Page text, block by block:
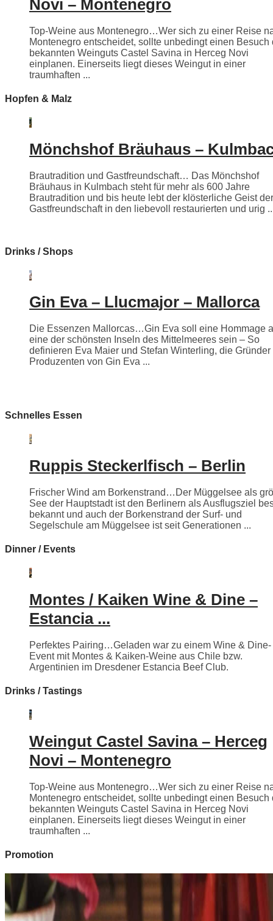
Novi – Montenegro
Top-Weine aus Montenegro…Wer sich zu einer Reise
Montenegro entscheidet, sollte unbedingt einen Besuch
bekannten Weinguts Castel Savina in Herceg Novi
einplanen. Einerseits liegt dieses Weingut in einer
traumhaften ...
Hopfen & Malz
Mönchshof Bräuhaus –
Brautradition und Gastfreundschaft… Das Mönchshof
Bräuhaus in Kulmbach steht für mehr als 600 Jahre
Brautradition und bis heute lebt der klösterliche Geist der
Gastfreundschaft in den liebevoll restaurierten und urig
Drinks / Shops
Gin Eva – Llucmajor – Mallorca
Die Essenzen Mallorcas…Gin Eva soll eine Hommage
eine der schönsten Inseln des Mittelmeeres sein – So
definieren Eva Maier und Stefan Winterling, die Gründer
Produzenten von Gin Eva ...
Schnelles Essen
Ruppis Steckerlfisch – Berlin
Frischer Wind am Borkenstrand…Der Müggelsee als
See der Hauptstadt ist den Berlinern als Ausflugsziel
bekannt und auch der Borkenstrand der Surf- und
Segelschule am Müggelsee ist seit Generationen ...
Dinner / Events
Montes / Kaiken Wine & Dine –
Estancia ...
Perfektes Pairing…Geladen war zu einem Wine & Dine-
Event mit Montes & Kaiken-Weine aus Chile bzw.
Argentinien im Dresdener Estancia Beef Club.
Drinks / Tastings
Weingut Castel Savina – Herceg
Novi – Montenegro
Top-Weine aus Montenegro…Wer sich zu einer Reise
Montenegro entscheidet, sollte unbedingt einen Besuch
bekannten Weinguts Castel Savina in Herceg Novi
einplanen. Einerseits liegt dieses Weingut in einer
traumhaften ...
Promotion